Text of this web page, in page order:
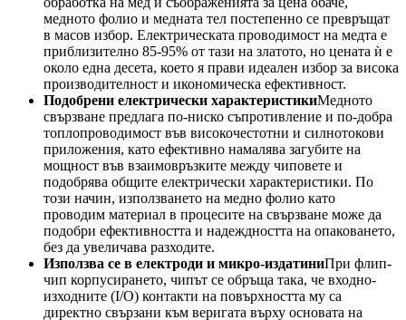
медното фолио и медната тел постепенно се превръщат
в масов избор. Електрическата проводимост на медта е
приблизително 85-95% от тази на златото, но цената ѝ е
около една десета, което я прави идеален избор за висока
производителност и икономическа ефективност.
Подобрени електрически характеристикиМедното
свързване предлага по-ниско съпротивление и по-добра
топлопроводимост във високочестотни и силнотокови
приложения, като ефективно намалява загубите на
мощност във взаимовръзките между чиповете и
подобрява общите електрически характеристики. По
този начин, използването на медно фолио като
проводим материал в процесите на свързване може да
подобри ефективността и надеждността на опаковането,
без да увеличава разходите.
Използва се в електроди и микро-издатиниПри флип-
чип корпусирането, чипът се обръща така, че входно-
изходните (I/O) контакти на повърхността му са
директно свързани към веригата върху основата на